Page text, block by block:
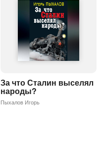
За что Сталин выселял
народы?
Пыхалов Игорь